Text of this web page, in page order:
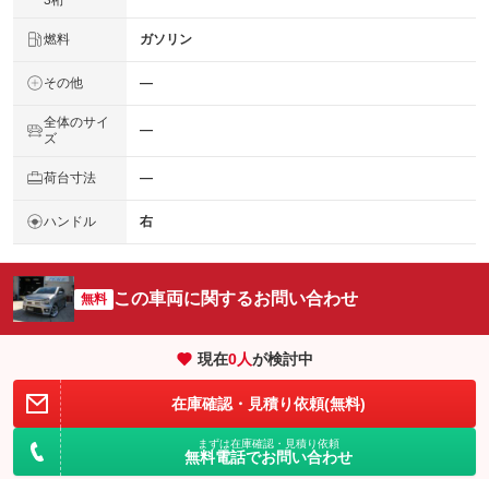
燃料 ガソリン
その他 ―
全体のサイ
ズ
―
荷台寸法 ―
ハンドル 右
無料 この車両に関するお問い合わせ
現在0人が検討中
在庫確認・見積り依頼(無料)
まずは在庫確認・見積り依頼
無料電話でお問い合わせ